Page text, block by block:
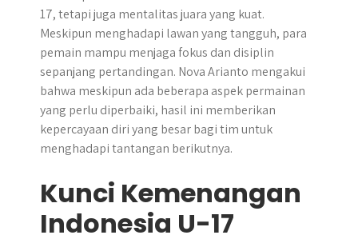
17, tetapi juga mentalitas juara yang kuat.
Meskipun menghadapi lawan yang tangguh, para
pemain mampu menjaga fokus dan disiplin
sepanjang pertandingan. Nova Arianto mengakui
bahwa meskipun ada beberapa aspek permainan
yang perlu diperbaiki, hasil ini memberikan
kepercayaan diri yang besar bagi tim untuk
menghadapi tantangan berikutnya.
Kunci Kemenangan
Indonesia U-17